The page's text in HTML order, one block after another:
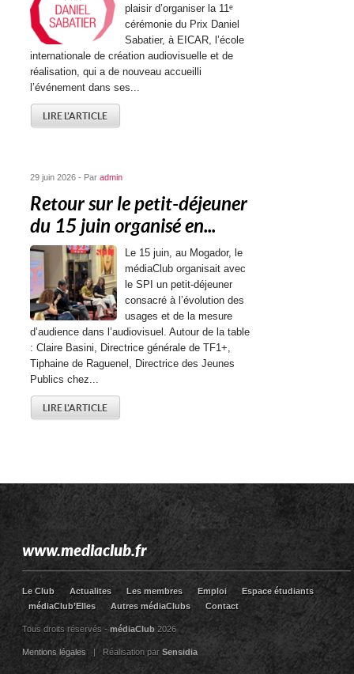
plaisir d’organiser la 11ᵉ
cérémonie du Prix Daniel
Sabatier, à EICAR, l’école
internationale de création audiovisuelle et de
réalisation, qui a de nouveau accueilli
l’événement dans ses...
LIRE L'ARTICLE
29 juin 2026 - Paradmin
Retour sur le petit-déjeuner
du 15 juin organisé en...
Le 15 juin, au Mogador, le
médiaClub organisait avec
le SPI un petit-déjeuner
consacré à l’évolution des
usages et de la mesure
d’audience dans l’audiovisuel. Autour de la table
: Claire Basini, Directrice générale de TF1+,
Tiphaine de Raguenel, Directrice des Jeunes
Publics chez...
LIRE L'ARTICLE
www.mediaclub.fr
Le Club Actualites Les membres Emploi
Espace étudiants
médiaClub’Elles
Autres médiaClubs Contact
Tous droits réservés -médiaClub 2026
Mentions légales| Réalisation parSensidia